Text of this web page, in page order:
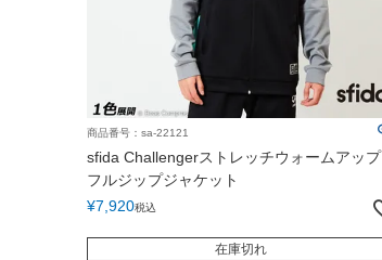
商品番号：sa-22121
sfida Challengerストレッチウォームアップ
フルジップジャケット
¥7,920税込
在庫切れ